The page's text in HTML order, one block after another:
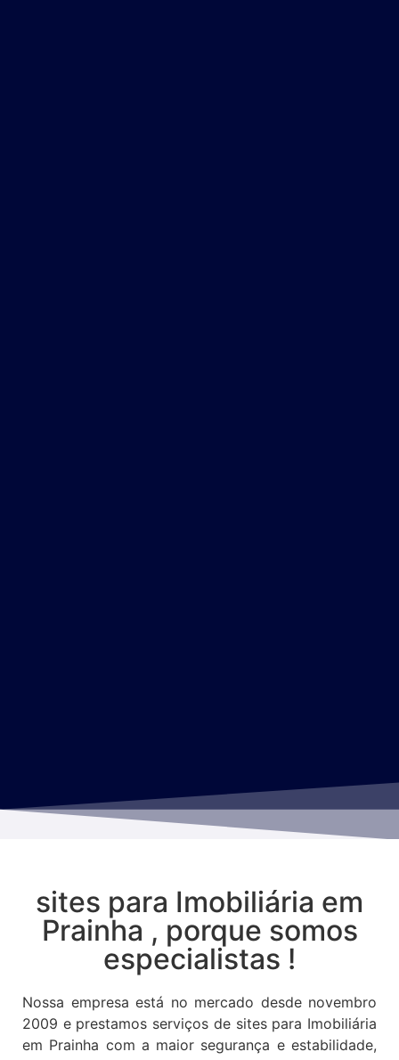
sites para Imobiliária em
Prainha , porque somos
especialistas !
Nossa empresa está no mercado desde novembro
2009 e prestamos serviços de sites para Imobiliária
em Prainha com a maior segurança e estabilidade,